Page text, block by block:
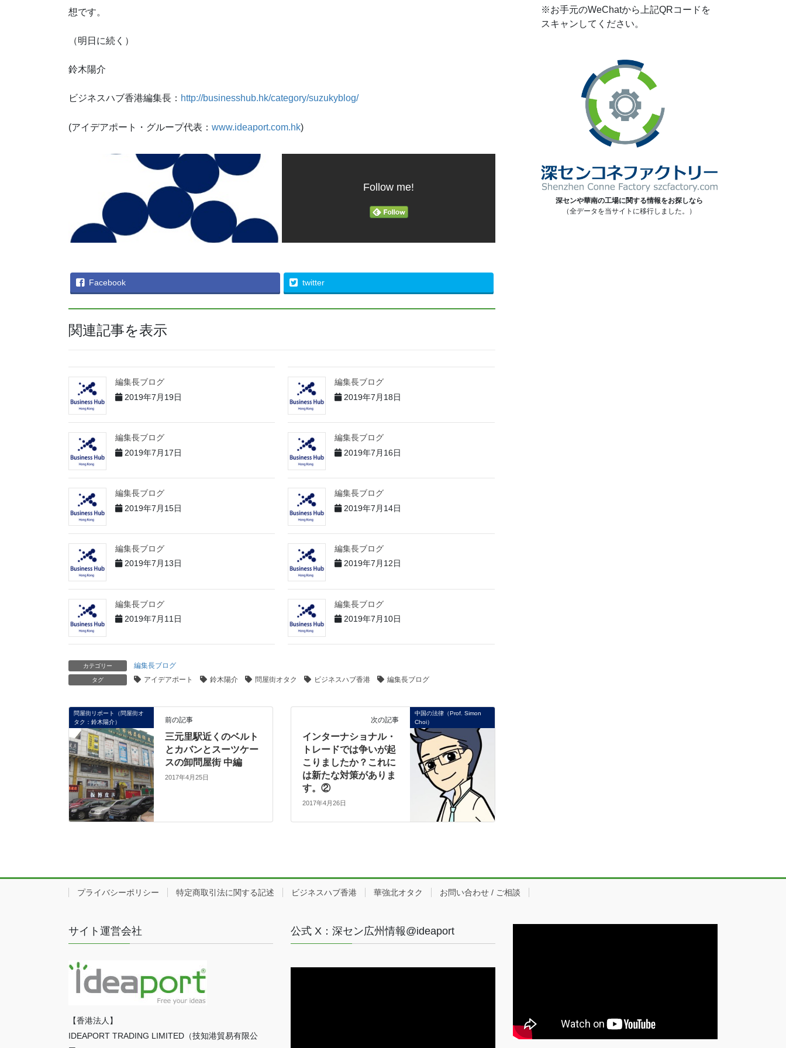
想です。
（明日に続く）
鈴木陽介
ビジネスハブ香港編集長： http://businesshub.hk/category/suzukyblog/
(アイデアポート・グループ代表： www.ideaport.com.hk)
Follow me!
Facebook twitter
関連記事を表示
編集長ブログ
2019年7月19日
編集長ブログ
2019年7月18日
編集長ブログ
2019年7月17日
編集長ブログ
2019年7月16日
編集長ブログ
2019年7月15日
編集長ブログ
2019年7月14日
編集長ブログ
2019年7月13日
編集長ブログ
2019年7月12日
編集長ブログ
2019年7月11日
編集長ブログ
2019年7月10日
カテゴリー 編集長ブログ
タグ アイデアポート 鈴木陽介 問屋街オタク ビジネスハブ香港 編集長ブログ
問屋街リポート（問屋街オ
タク：鈴木陽介）
前の記事
三元里駅近くのベルト
とカバンとスーツケー
スの卸問屋街 中編
2017年4月25日
中国の法律（Prof. Simon
Choi）
次の記事
インターナショナル・
トレードでは争いが起
こりましたか？これに
は新たな対策がありま
す。②
2017年4月26日
※お手元のWeChatから上記QRコードを
スキャンしてください。
深センや華南の工場に関する情報をお探しなら
（全データを当サイトに移行しました。）
プライバシーポリシー 特定商取引法に関する記述 ビジネスハブ香港 華強北オタク お問い合わせ / ご相談
サイト運営会社
【香港法人】
IDEAPORT TRADING LIMITED（技知港貿易有限公
公式 X：深セン広州情報@ideaport